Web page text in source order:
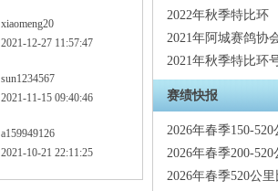
xiaomeng20
2021-12-27 11:57:47
sun1234567
2021-11-15 09:40:46
a159949126
2021-10-21 22:11:25
2022年秋季特比环
2021年阿城赛鸽协
2021年秋季特比环
赛绩快报
2026年春季150-
2026年春季200-
2026年春季520公